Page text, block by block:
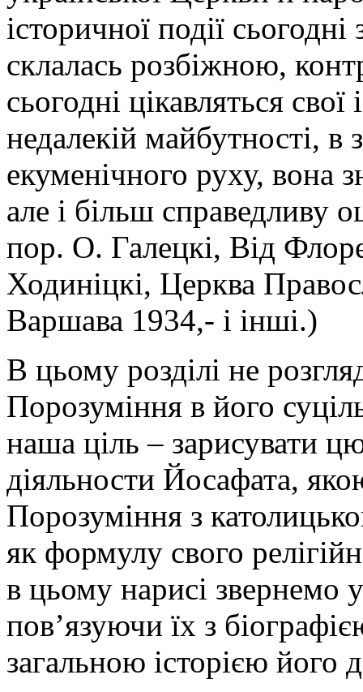
історичної події
склалась розбіжною,
сьогодні цікавляться
недалекій майбутності, в
екуменічного руху, вона
але і більш справедливу
пор. О. Галецкі, Від
Ходиніцкі, Церква
Варшава 1934,- і інші.)
В цьому розділі не
Порозуміння в його
наша ціль – зарисувати
діяльности Йосафата,
Порозуміння з
як формулу свого
в цьому нарисі звернемо
пов’язуючи їх з
загальною історією його